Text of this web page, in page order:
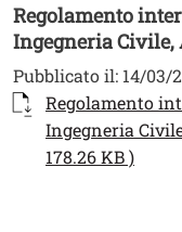
Regolamento
Ingegneria Civile,
Pubblicato il: 14/03/
Documento
Regolamento
Ingegneria
178.26 KB )Apri